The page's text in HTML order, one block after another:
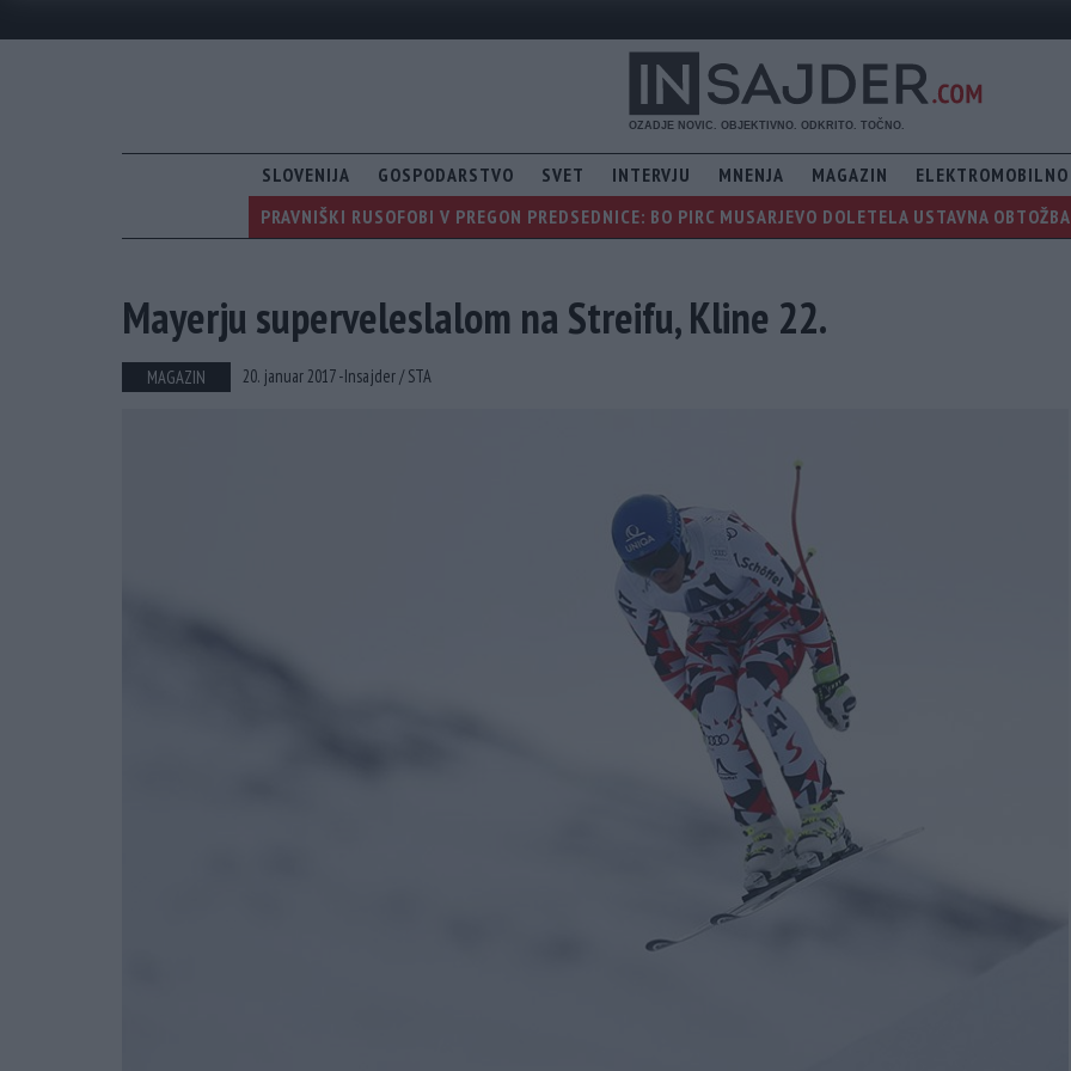
SLOVENIJA GOSPODARSTVO SVET INTERVJU MNENJA MAGAZIN
ELEKTROMOBILNO
PRAVNIŠKI RUSOFOBI V PREGON PREDSEDNICE: BO PIRC MUSARJEVO DOLETELA USTAVNA
Mayerju superveleslalom na Streifu, Kline 22.
MAGAZIN 20. januar 2017 -Insajder /STA